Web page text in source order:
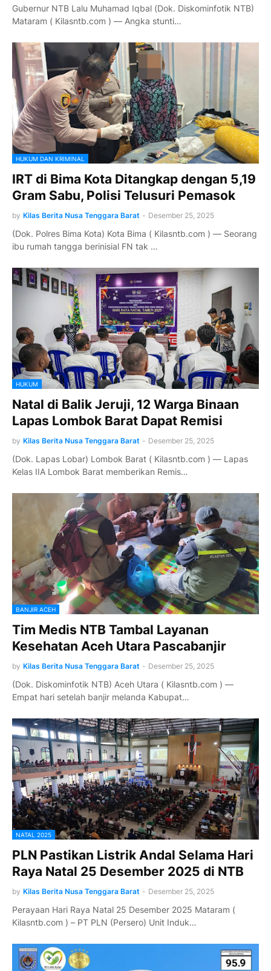
Gubernur NTB Lalu Muhamad Iqbal (Dok. Diskominfotik NTB)
Mataram ( Kilasntb.com ) — Angka stunti…
HUKUM DAN KRIMINAL
IRT di Bima Kota Ditangkap dengan 5,19
Gram Sabu, Polisi Telusuri Pemasok
by Kilas Berita Nusa Tenggara Barat - Desember 25, 2025
(Dok. Polres Bima Kota) Kota Bima ( Kilasntb.com ) — Seorang
ibu rumah tangga berinisial FN tak …
HUKUM
Natal di Balik Jeruji, 12 Warga Binaan
Lapas Lombok Barat Dapat Remisi
by Kilas Berita Nusa Tenggara Barat - Desember 25, 2025
(Dok. Lapas Lobar) Lombok Barat ( Kilasntb.com ) — Lapas
Kelas IIA Lombok Barat memberikan Remis…
BANJIR ACEH
Tim Medis NTB Tambal Layanan
Kesehatan Aceh Utara Pascabanjir
by Kilas Berita Nusa Tenggara Barat - Desember 25, 2025
(Dok. Diskominfotik NTB) Aceh Utara ( Kilasntb.com ) —
Empat hari setelah banjir melanda Kabupat…
NATAL 2025
PLN Pastikan Listrik Andal Selama Hari
Raya Natal 25 Desember 2025 di NTB
by Kilas Berita Nusa Tenggara Barat - Desember 25, 2025
Perayaan Hari Raya Natal 25 Desember 2025 Mataram (
Kilasntb.com ) – PT PLN (Persero) Unit Induk…